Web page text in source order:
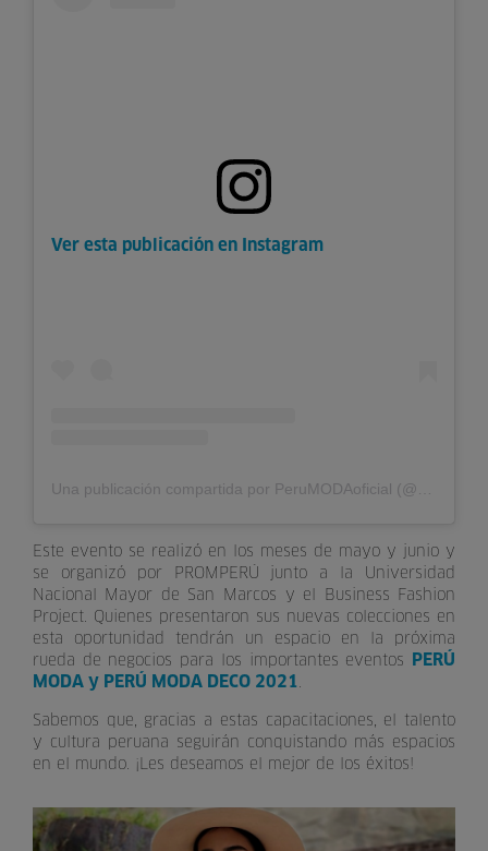
Ver esta publicación en Instagram
Este evento se realizó en los meses de mayo y junio y
se organizó por PROMPERÚ junto a la Universidad
Nacional Mayor de San Marcos y el Business Fashion
Project. Quienes presentaron sus nuevas colecciones en
esta oportunidad tendrán un espacio en la próxima
rueda de negocios para los importantes eventos PERÚ
MODA y PERÚ MODA DECO 2021.
Sabemos que, gracias a estas capacitaciones, el talento
y cultura peruana seguirán conquistando más espacios
en el mundo. ¡Les deseamos el mejor de los éxitos!